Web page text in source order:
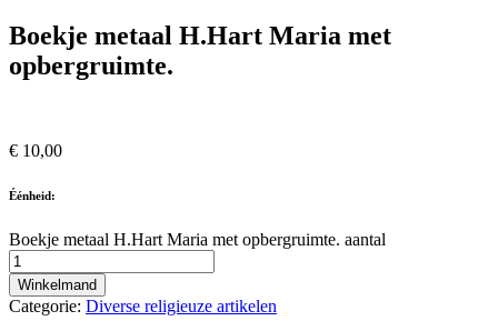
Boekje metaal H.Hart Maria met
opbergruimte.
€ 10,00
Éénheid:
Boekje metaal H.Hart Maria met opbergruimte. aantal
Winkelmand
Categorie: Diverse religieuze artikelen